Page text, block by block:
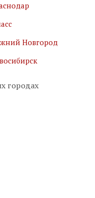
сайта
персональных
Новгород
городах